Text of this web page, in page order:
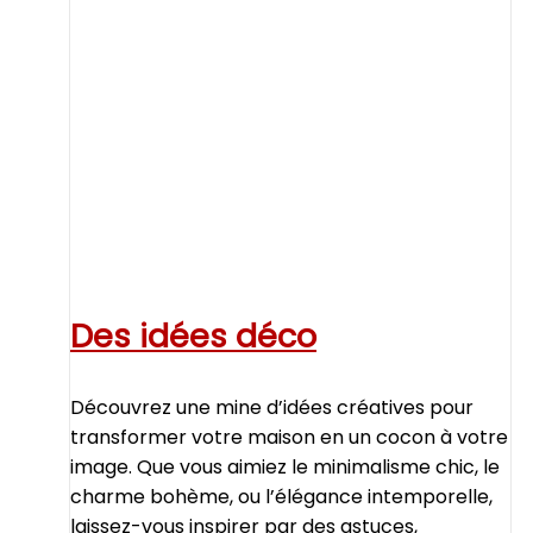
Des idées déco
Découvrez une mine d’idées créatives pour
transformer votre maison en un cocon à votre
image. Que vous aimiez le minimalisme chic, le
charme bohème, ou l’élégance intemporelle,
laissez-vous inspirer par des astuces,